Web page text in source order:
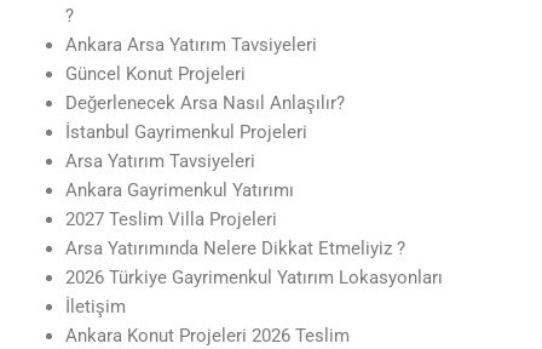
?
Ankara Arsa Yatırım Tavsiyeleri
Güncel Konut Projeleri
Değerlenecek Arsa Nasıl Anlaşılır?
İstanbul Gayrimenkul Projeleri
Arsa Yatırım Tavsiyeleri
Ankara Gayrimenkul Yatırımı
2027 Teslim Villa Projeleri
Arsa Yatırımında Nelere Dikkat Etmeliyiz ?
2026 Türkiye Gayrimenkul Yatırım Lokasyonları
İletişim
Ankara Konut Projeleri 2026 Teslim